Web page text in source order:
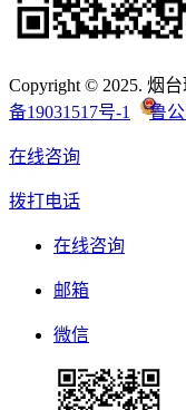
Copyright © 2025. 烟
备19031517号-1
鲁
在线咨询
拨打电话
在线咨询
邮箱
微信